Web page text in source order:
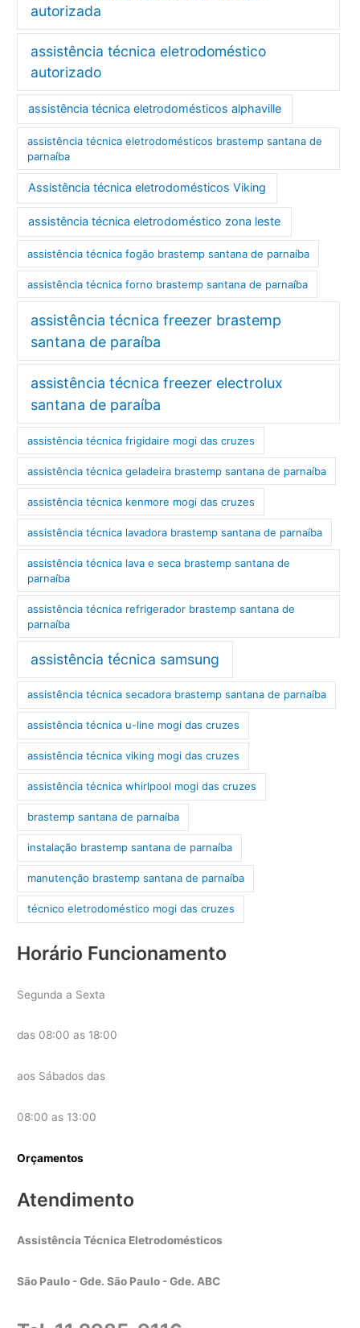
autorizada
assistência técnica eletrodoméstico
autorizado
assistência técnica eletrodomésticos alphaville
assistência técnica eletrodomésticos brastemp santana de
parnaíba
Assistência técnica eletrodomésticos Viking
assistência técnica eletrodoméstico zona leste
assistência técnica fogão brastemp santana de parnaíba
assistência técnica forno brastemp santana de parnaíba
assistência técnica freezer brastemp
santana de paraíba
assistência técnica freezer electrolux
santana de paraíba
assistência técnica frigidaire mogi das cruzes
assistência técnica geladeira brastemp santana de parnaíba
assistência técnica kenmore mogi das cruzes
assistência técnica lavadora brastemp santana de parnaíba
assistência técnica lava e seca brastemp santana de
parnaíba
assistência técnica refrigerador brastemp santana de
parnaíba
assistência técnica samsung
assistência técnica secadora brastemp santana de parnaíba
assistência técnica u-line mogi das cruzes
assistência técnica viking mogi das cruzes
assistência técnica whirlpool mogi das cruzes
brastemp santana de parnaíba
instalação brastemp santana de parnaíba
manutenção brastemp santana de parnaíba
técnico eletrodoméstico mogi das cruzes
Horário Funcionamento
Segunda a Sexta
das 08:00 as 18:00
aos Sábados das
08:00 as 13:00
Orçamentos
Atendimento
Assistência Técnica Eletrodomésticos
São Paulo - Gde. São Paulo - Gde. ABC